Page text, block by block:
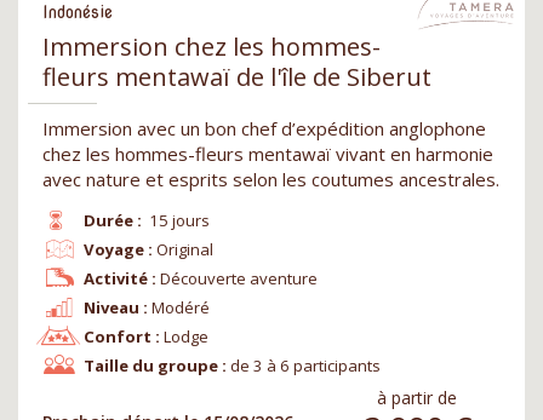
Indonésie
Immersion chez les hommes-
fleurs mentawaï de l'île de Siberut
Immersion avec un bon chef d’expédition anglophone
chez les hommes-fleurs mentawaï vivant en harmonie
avec nature et esprits selon les coutumes ancestrales.
Durée : 15 jours
Niveau : Modéré
Voyage : Original
Confort : Lodge
Activité : Découverte aventure
Taille du groupe : de 3 à 6 participants
à partir de